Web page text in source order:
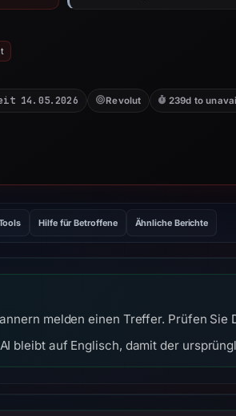
14.05.2026 Revolut 239d to
Hilfe für Betroffene Ähnliche Berichte
melden einen Treffer. Prüfen Sie
bleibt auf Englisch, damit der